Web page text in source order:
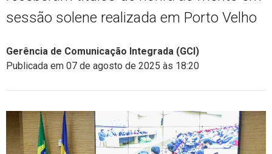
sessão solene realizada em Porto Velho
Gerência de Comunicação Integrada (GCI)
Publicada em 07 de agosto de 2025 às 18:20